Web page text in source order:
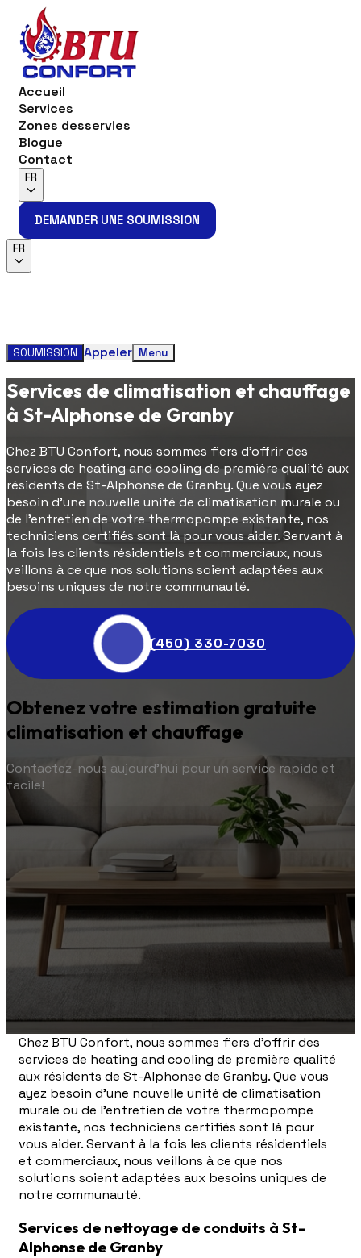
Accueil
Services
Zones desservies
Blogue
Contact
FR
DEMANDER UNE SOUMISSION
FR
SOUMISSION Appeler Menu
Services de climatisation et chauffage
à St-Alphonse de Granby
Chez BTU Confort, nous sommes fiers d'offrir des
services de heating and cooling de première qualité aux
résidents de St-Alphonse de Granby. Que vous ayez
besoin d'une nouvelle unité de climatisation murale ou
de l'entretien de votre thermopompe existante, nos
techniciens certifiés sont là pour vous aider. Servant à
la fois les clients résidentiels et commerciaux, nous
veillons à ce que nos solutions soient adaptées aux
besoins uniques de notre communauté.
(450) 330-7030
Obtenez votre estimation gratuite
climatisation et chauffage
Contactez-nous aujourd'hui pour un service rapide et
facile!
Chez BTU Confort, nous sommes fiers d'offrir des
services de heating and cooling de première qualité
aux résidents de St-Alphonse de Granby. Que vous
ayez besoin d'une nouvelle unité de climatisation
murale ou de l'entretien de votre thermopompe
existante, nos techniciens certifiés sont là pour
vous aider. Servant à la fois les clients résidentiels
et commerciaux, nous veillons à ce que nos
solutions soient adaptées aux besoins uniques de
notre communauté.
Services de nettoyage de conduits à St-
Alphonse de Granby